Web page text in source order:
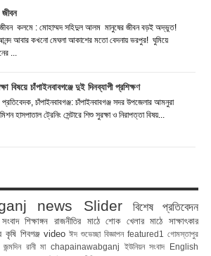
জীবন
জীবন কলমে : মোহাম্মদ সহিদুল আলম মানুষের জীবন বড়ই অদ্ভুত!
আবার কখনো মেঘলা আকাশের মতো বেদনায় ভরপুর! ঘুমিয়ে
...
বিষয়ে চাঁপাইনবাবগঞ্জে দুই দিনব্যাপী প্রশিক্ষণ
চাঁপাইনবাবগঞ্জ: চাঁপাইনবাবগঞ্জ সদর উপজেলার আমনুরা
হাসপাতাল ট্রেনিং সেন্টারে শিশু সুরক্ষা ও নিরাপত্তা বিষয়...
news Slider
বিশেষ প্রতিবেদন
শিক্ষাঙ্গন রাজনীতির মাঠে শোক খেলার মাঠে
সাক্ষাৎকার
কৃষি শিবগঞ্জ video ঈদ শুভেচ্ছা বিজ্ঞাপন featured1
গোমস্তাপুর
রানী মা chapainawabganj ইউনিয়ন সংবাদ English